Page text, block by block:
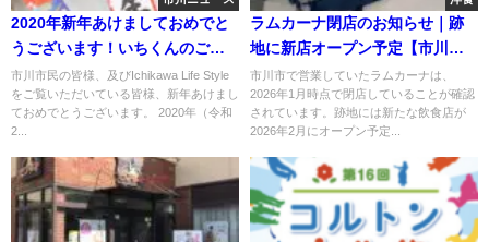
2020年新年あけましておめでと
うございます！いちくんのご挨
拶！
市川市民の皆様、及びIchikawa Life Style
をご覧いただいている皆様、新年あけまし
ておめでとうございます。 2020年（令和
2...
ラムカーナ閉店のお知らせ｜跡
地に新店オープン予定【市川
市】
市川市で営業していたラムカーナは、
2026年1月時点で閉店していることが確認
されています。跡地には新たな飲食店が
2026年2月にオープン予定...